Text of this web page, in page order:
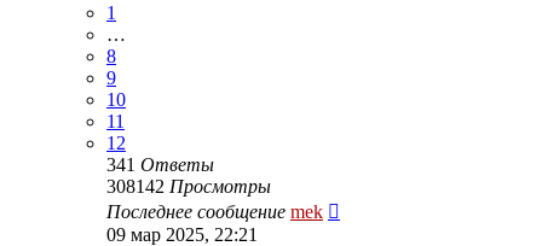
1
…
8
9
10
11
12
341 Ответы
308142 Просмотры
Последнее сообщение mek
09 мар 2025, 22:21